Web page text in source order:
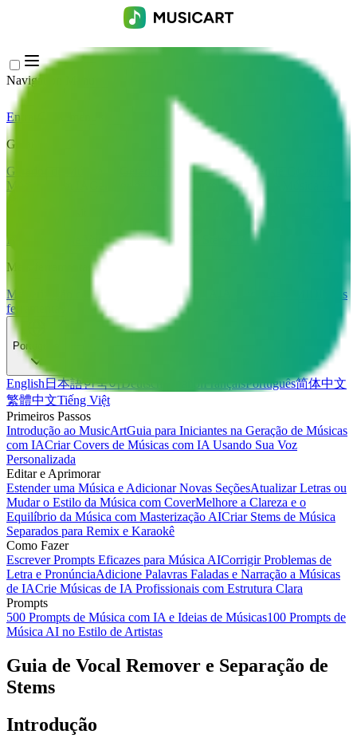
Navigation Menu
Entrar
Gerar
Gerador de Música IA
Gerador de Letras IAGerador de Covers de
Músicas com IA
Gerador de Voz de Canto IAVídeo de Música IA
Removedor de Vocais AISeparador de Stems IA
Mais ferramentas de música
Masterização com IA
Editor MIDI com IA
Mais
ferramentas
Português
English 日本語한국어Deutsch FrançaisPortuguês简体中文
繁體中文Tiếng Việt
Primeiros Passos
Introdução ao MusicArtGuia para Iniciantes na Geração de Músicas
com IACriar Covers de Músicas com IA Usando Sua Voz
Personalizada
Editar e Aprimorar
Estender uma Música e Adicionar Novas SeçõesAtualizar Letras ou
Mudar o Estilo da Música com CoverMelhore a Clareza e o
Equilíbrio da Música com Masterização AICriar Stems de Música
Separados para Remix e Karaokê
Como Fazer
Escrever Prompts Eficazes para Música AICorrigir Problemas de
Letra e PronúnciaAdicione Palavras Faladas e Narração a Músicas
de IACrie Músicas de IA Profissionais com Estrutura Clara
Prompts
500 Prompts de Música com IA e Ideias de Músicas100 Prompts de
Música AI no Estilo de Artistas
Guia de Vocal Remover e Separação de
Stems
Introdução